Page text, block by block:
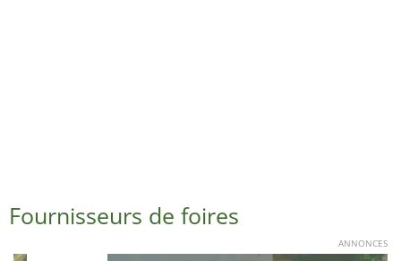
Fournisseurs de foires
ANNONCES